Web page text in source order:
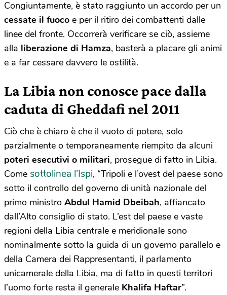
Congiuntamente, è stato raggiunto un accordo per un
cessate il fuoco e per il ritiro dei combattenti dalle
linee del fronte. Occorrerà verificare se ciò, assieme
alla liberazione di Hamza, basterà a placare gli animi
e a far cessare davvero le ostilità.
La Libia non conosce pace dalla
caduta di Gheddafi nel 2011
Ciò che è chiaro è che il vuoto di potere, solo
parzialmente o temporaneamente riempito da alcuni
poteri esecutivi o militari, prosegue di fatto in Libia.
Come sottolinea l’Ispi, “Tripoli e l’ovest del paese sono
sotto il controllo del governo di unità nazionale del
primo ministro Abdul Hamid Dbeibah, affiancato
dall’Alto consiglio di stato. L’est del paese e vaste
regioni della Libia centrale e meridionale sono
nominalmente sotto la guida di un governo parallelo e
della Camera dei Rappresentanti, il parlamento
unicamerale della Libia, ma di fatto in questi territori
l’uomo forte resta il generale Khalifa Haftar”.